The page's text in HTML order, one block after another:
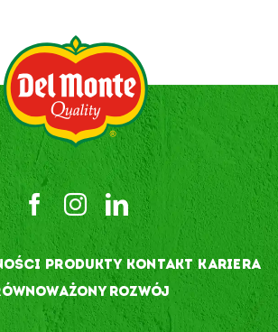
PRODUKTY KONTAKT KARIERA
ROZWÓJ